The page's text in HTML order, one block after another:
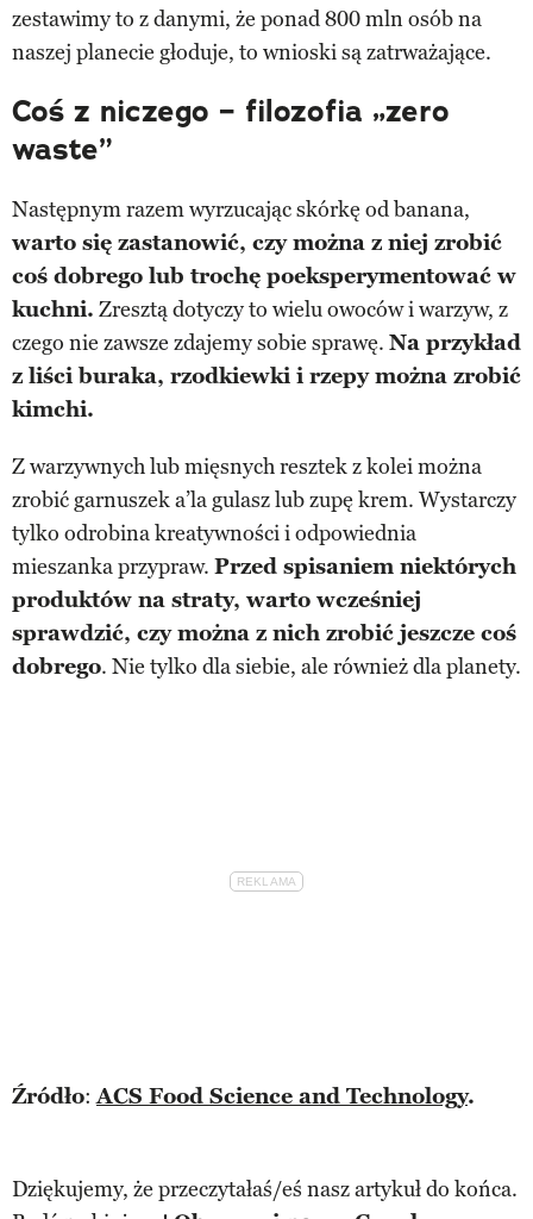
zestawimy to z danymi, że ponad 800 mln osób na
naszej planecie głoduje, to wnioski są zatrważające.
Coś z niczego – filozofia „zero
waste”
Następnym razem wyrzucając skórkę od banana,
warto się zastanowić, czy można z niej zrobić
coś dobrego lub trochę poeksperymentować w
kuchni. Zresztą dotyczy to wielu owoców i warzyw, z
czego nie zawsze zdajemy sobie sprawę. Na przykład
z liści buraka, rzodkiewki i rzepy można zrobić
kimchi.
Z warzywnych lub mięsnych resztek z kolei można
zrobić garnuszek a’la gulasz lub zupę krem. Wystarczy
tylko odrobina kreatywności i odpowiednia
mieszanka przypraw. Przed spisaniem niektórych
produktów na straty, warto wcześniej
sprawdzić, czy można z nich zrobić jeszcze coś
dobrego. Nie tylko dla siebie, ale również dla planety.
Źródło:ACS Food Science and Technology.
Dziękujemy, że przeczytałaś/eś nasz artykuł do końca.